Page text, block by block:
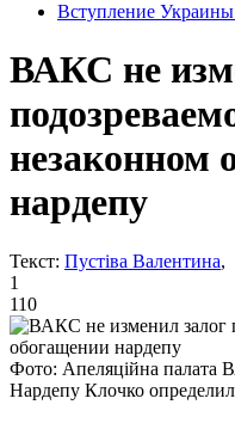
Вступление
ВАКС не
незаконном
нардепу
Текст: Пустіва Валентина,
1
110
Фото: Апеляційна палата
Нардепу Клочко